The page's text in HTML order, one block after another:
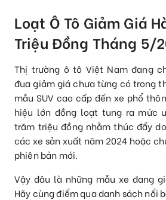
Loạt Ô Tô Giảm Giá
Triệu Đồng Tháng 5/
Thị trường ô tô Việt Nam đang
đua giảm giá chưa từng có trong
mẫu SUV cao cấp đến xe phổ
hiệu lớn đồng loạt tung ra mức
trăm triệu đồng nhằm thúc đẩy
các xe sản xuất năm 2024 hoặc
phiên bản mới.
Vậy đâu là những mẫu xe đang
Hãy cùng điểm qua danh sách nổi